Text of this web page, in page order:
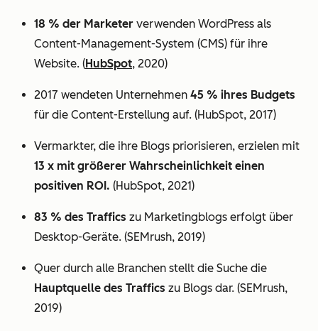
18 % der Marketer verwenden WordPress als
Content-Management-System (CMS) für ihre
Website. (HubSpot, 2020)
2017 wendeten Unternehmen 45 % ihres Budgets
für die Content-Erstellung auf. (HubSpot, 2017)
Vermarkter, die ihre Blogs priorisieren, erzielen mit
13 x mit größerer Wahrscheinlichkeit einen
positiven ROI. (HubSpot, 2021)
83 % des Traffics zu Marketingblogs erfolgt über
Desktop-Geräte. (SEMrush, 2019)
Quer durch alle Branchen stellt die Suche die
Hauptquelle des Traffics zu Blogs dar. (SEMrush,
2019)